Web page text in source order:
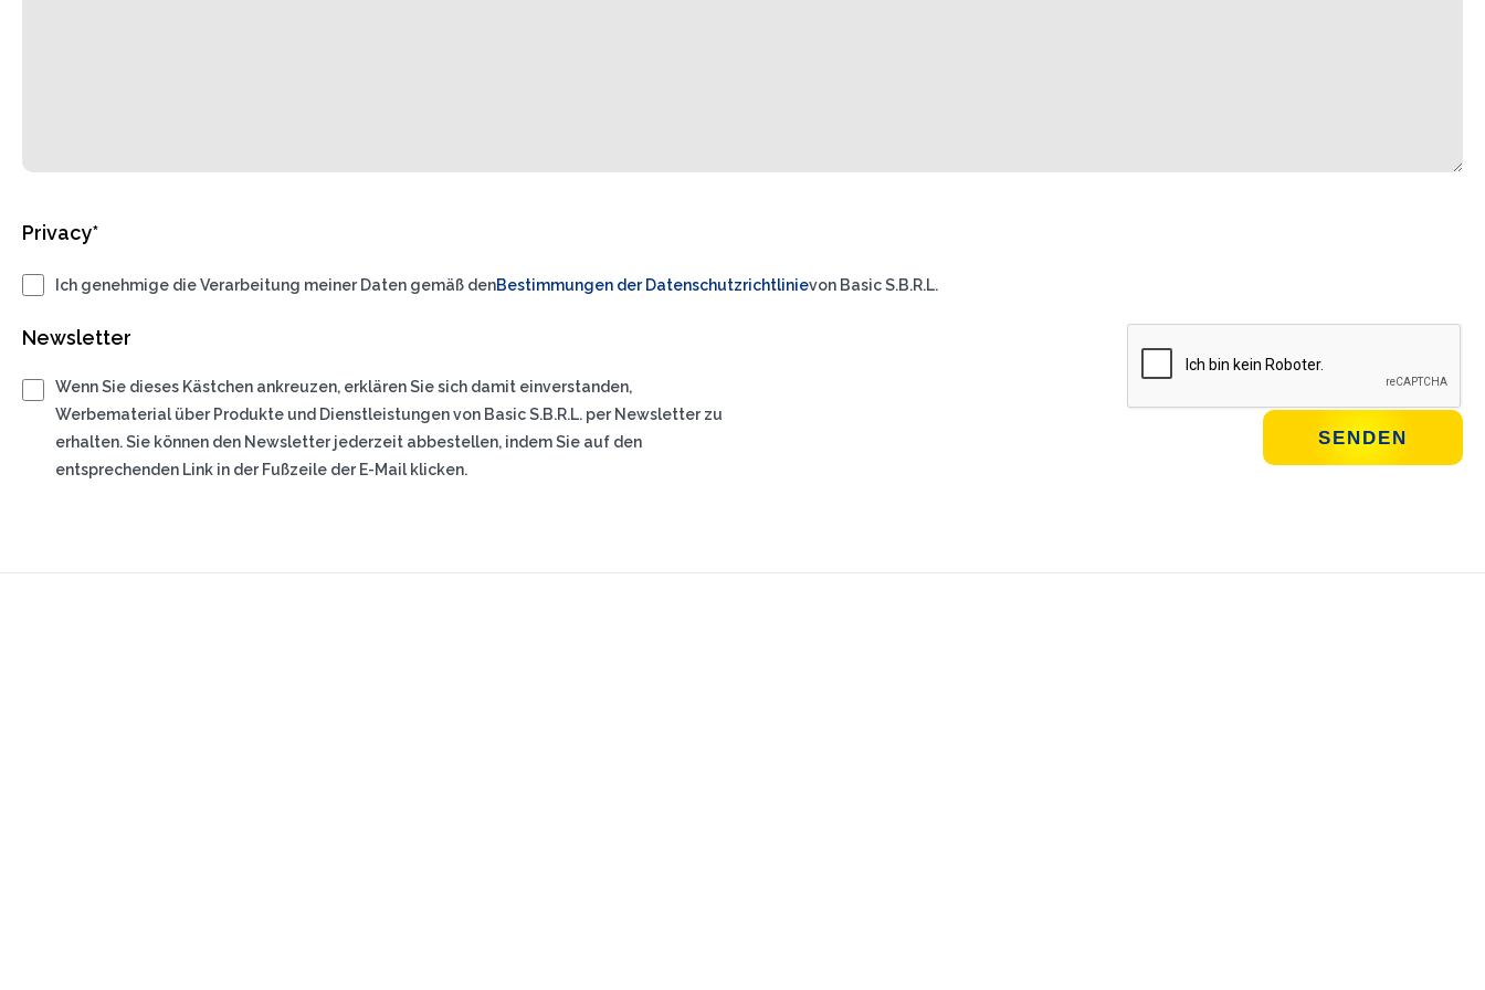
Privacy*
Ich genehmige die Verarbeitung meiner Daten gemäß denBestimmungen der Datenschutzrichtlinievon Basic S.B.R.L.
Newsletter
Wenn Sie dieses Kästchen ankreuzen, erklären Sie sich damit einverstanden,
Werbematerial über Produkte und Dienstleistungen von Basic S.B.R.L. per Newsletter zu
erhalten. Sie können den Newsletter jederzeit abbestellen, indem Sie auf den
entsprechenden Link in der Fußzeile der E-Mail klicken.